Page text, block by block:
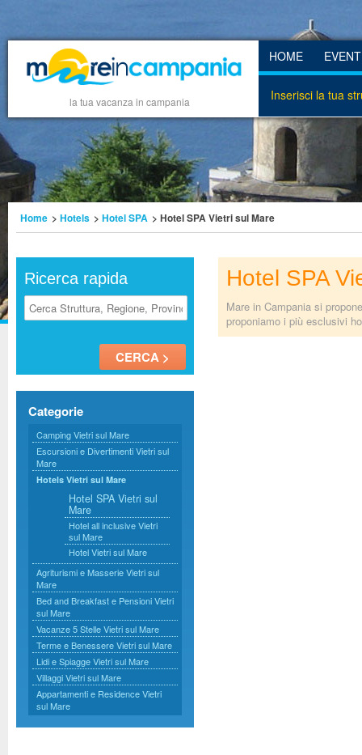
la tua vacanza in campania
HOME
Inserisci la tua
Home > Hotels > Hotel SPA > Hotel SPA Vietri sul Mare
Ricerca rapida
Categorie
Camping Vietri sul Mare
Escursioni e Divertimenti Vietri sul
Mare
Hotels Vietri sul Mare
Hotel SPA Vietri sul
Mare
Hotel all inclusive Vietri
sul Mare
Hotel Vietri sul Mare
Agriturismi e Masserie Vietri sul
Mare
Bed and Breakfast e Pensioni Vietri
sul Mare
Vacanze 5 Stelle Vietri sul Mare
Terme e Benessere Vietri sul Mare
Lidi e Spiagge Vietri sul Mare
Villaggi Vietri sul Mare
Appartamenti e Residence Vietri
sul Mare
Hotel SPA
Mare in Campania si
proponiamo i più esclusivi